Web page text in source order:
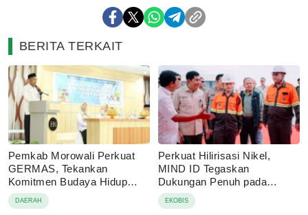
BERITA TERKAIT
Pemkab Morowali Perkuat
GERMAS, Tekankan
Komitmen Budaya Hidup
Sehat
DAERAH
Perkuat Hilirisasi Nikel,
MIND ID Tegaskan
Dukungan Penuh pada
Operasional PT Vale di
Pomalaa
EKOBIS